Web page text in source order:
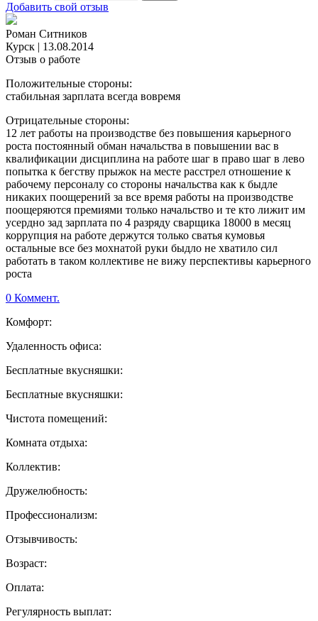
Добавить свой отзыв
Роман Ситников
Курск | 13.08.2014
Отзыв о работе
Положительные стороны:
стабильная зарплата всегда вовремя
Отрицательные стороны:
12 лет работы на производстве без повышения карьерного
роста постоянный обман начальства в повышении вас в
квалификации дисциплина на работе шаг в право шаг в лево
попытка к бегству прыжок на месте расстрел отношение к
рабочему персоналу со стороны начальства как к быдле
никаких поощерений за все время работы на производстве
поощеряются премиями только начальство и те кто лижит им
усердно зад зарплата по 4 разряду сварщика 18000 в месяц
коррупция на работе держутся только сватья кумовья
остальные все без мохнатой руки быдло не хватило сил
работать в таком коллективе не вижу перспективы карьерного
роста
0 Коммент.
Комфорт:
Удаленность офиса:
Бесплатные вкусняшки:
Бесплатные вкусняшки:
Чистота помещений:
Комната отдыха:
Коллектив:
Дружелюбность:
Профессионализм:
Отзывчивость:
Возраст:
Оплата:
Регулярность выплат: